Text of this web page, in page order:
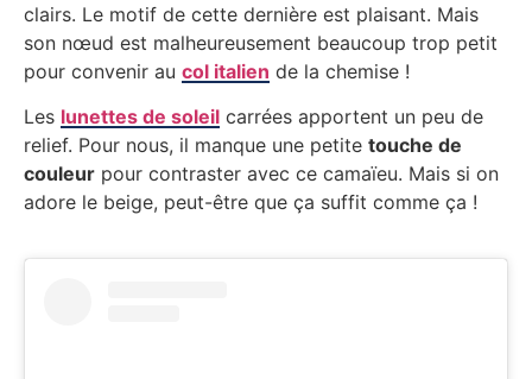
clairs. Le motif de cette dernière est plaisant. Mais
son nœud est malheureusement beaucoup trop petit
pour convenir au col italien de la chemise !
Les lunettes de soleil carrées apportent un peu de
relief. Pour nous, il manque une petite touche de
couleur pour contraster avec ce camaïeu. Mais si on
adore le beige, peut-être que ça suffit comme ça !